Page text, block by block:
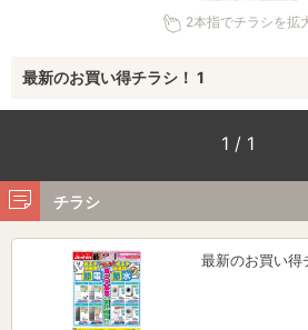
2本指でチラシを拡
最新のお買い得チラシ！ 1
1 / 1
チラシ
最新のお買い得